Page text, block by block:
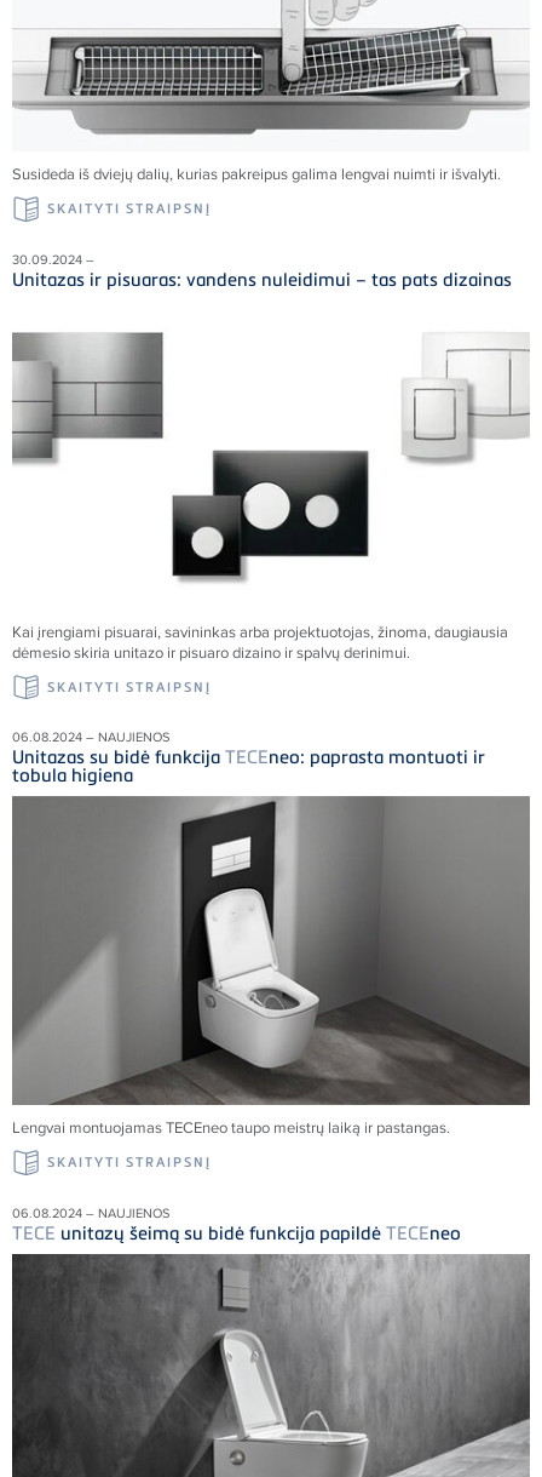
Susideda iš dviejų dalių, kurias pakreipus galima lengvai nuimti ir išvalyti.
SKAITYTI STRAIPSNĮ
30.09.2024 –
Unitazas ir pisuaras: vandens nuleidimui – tas pats dizainas
Kai įrengiami pisuarai, savininkas arba projektuotojas, žinoma, daugiausia
dėmesio skiria unitazo ir pisuaro dizaino ir spalvų derinimui.
SKAITYTI STRAIPSNĮ
06.08.2024 – NAUJIENOS
Unitazas su bidė funkcija TECEneo: paprasta montuoti ir
tobula higiena
Lengvai montuojamasTECEneo taupo meistrų laiką ir pastangas.
SKAITYTI STRAIPSNĮ
06.08.2024 – NAUJIENOS
TECE unitazų šeimą su bidė funkcija papildė TECEneo